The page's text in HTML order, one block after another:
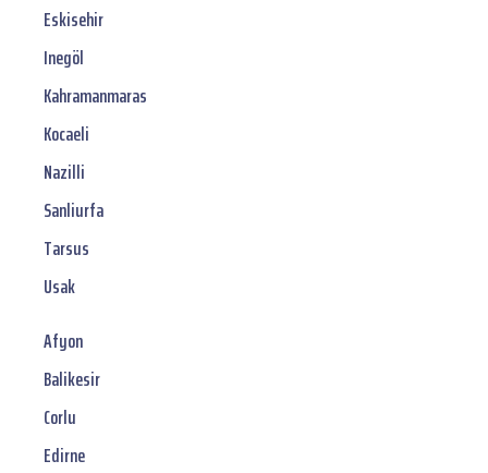
Eskisehir
Inegöl
Kahramanmaras
Kocaeli
Nazilli
Sanliurfa
Tarsus
Usak
Afyon
Balikesir
Corlu
Edirne